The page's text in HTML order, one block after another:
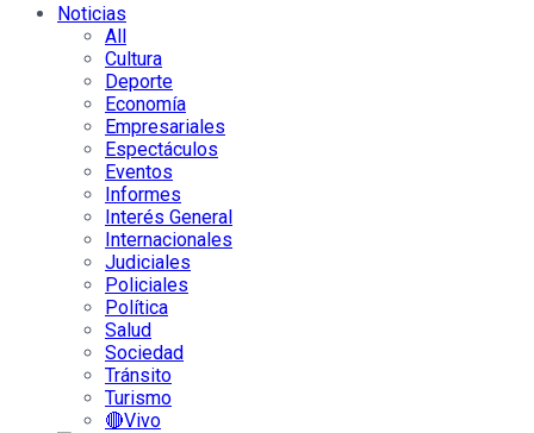
Noticias
All
Cultura
Deporte
Economía
Empresariales
Espectáculos
Eventos
Informes
Interés General
Internacionales
Judiciales
Policiales
Política
Salud
Sociedad
Tránsito
Turismo
🔴Vivo